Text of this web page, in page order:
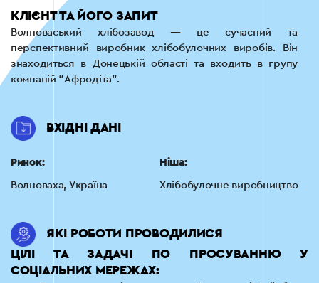
КЛІЄНТ ТА ЙОГО ЗАПИТ
Волноваський хлібозавод — це сучасний та
перспективний виробник хлібобулочних виробів. Він
знаходиться в Донецькій області та входить в групу
компаній “Афродіта”.
ВХІДНІ ДАНІ
Ринок:
Волноваха, Україна
Ніша:
Хлібобулочне виробництво
ЯКІ РОБОТИ ПРОВОДИЛИСЯ
ЦІЛІ ТА ЗАДАЧІ ПО ПРОСУВАННЮ У
СОЦІАЛЬНИХ МЕРЕЖАХ: